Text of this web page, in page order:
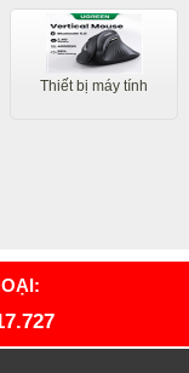
Thiết bị máy tính